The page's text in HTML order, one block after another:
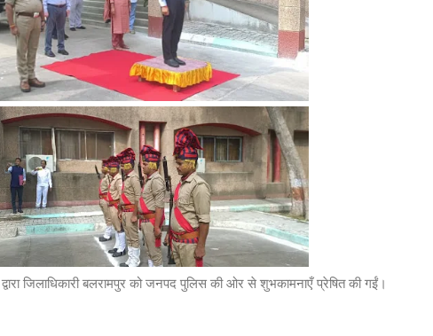
जिलाधिकारी बलरामपुर को जनपद पुलिस की ओर से शुभकामनाएँ प्रेषित की गईं।